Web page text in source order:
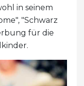
in seinem
"Schwarz
für die